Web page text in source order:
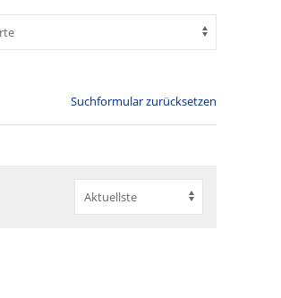
Suchformular zurücksetzen